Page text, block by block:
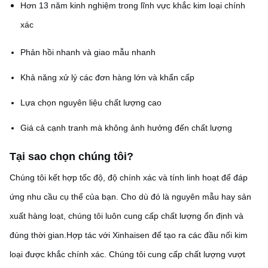
Hơn 13 năm kinh nghiệm trong lĩnh vực khắc kim loại chính
xác
Phản hồi nhanh và giao mẫu nhanh
Khả năng xử lý các đơn hàng lớn và khẩn cấp
Lựa chọn nguyên liệu chất lượng cao
Giá cả cạnh tranh mà không ảnh hưởng đến chất lượng
Tại sao chọn chúng tôi?
Chúng tôi kết hợp tốc độ, độ chính xác và tính linh hoạt để đáp
ứng nhu cầu cụ thể của bạn. Cho dù đó là nguyên mẫu hay sản
xuất hàng loạt, chúng tôi luôn cung cấp chất lượng ổn định và
đúng thời gian.Hợp tác với Xinhaisen để tạo ra các đầu nối kim
loại được khắc chính xác. Chúng tôi cung cấp chất lượng vượt